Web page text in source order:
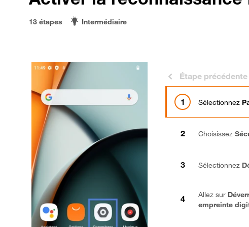
13 étapes Intermédiaire
Étape précédente
Sélectionnez
Choisissez
Sélectionnez
Allez sur
empreinte